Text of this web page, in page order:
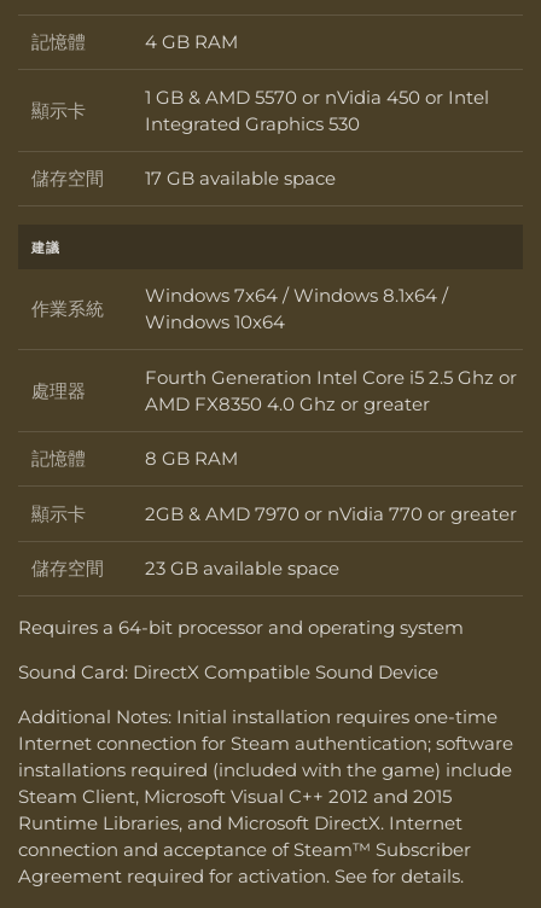
記憶體 記憶體
4 GB RAM
顯示卡 顯示卡
1 GB & AMD 5570 or nVidia 450 or Intel
Integrated Graphics 530
儲存空間 儲存空間
17 GB available space
建議
作業系統 作業系統
Windows 7x64 / Windows 8.1x64 /
Windows 10x64
處理器 處理器
Fourth Generation Intel Core i5 2.5 Ghz or
AMD FX8350 4.0 Ghz or greater
記憶體 記憶體
8 GB RAM
顯示卡 顯示卡
2GB & AMD 7970 or nVidia 770 or greater
儲存空間 儲存空間
23 GB available space
Requires a 64-bit processor and operating system
Sound Card: DirectX Compatible Sound Device
Additional Notes: Initial installation requires one-time
Internet connection for Steam authentication; software
installations required (included with the game) include
Steam Client, Microsoft Visual C++ 2012 and 2015
Runtime Libraries, and Microsoft DirectX. Internet
connection and acceptance of Steam™ Subscriber
Agreement required for activation. See for details.